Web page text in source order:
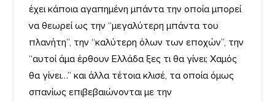
έχει κάποια αγαπημένη μπάντα την οποία μπορεί
να θεωρεί ως την “μεγαλύτερη μπάντα του
πλανήτη”, την “καλύτερη όλων των εποχών”, την
“αυτοί άμα έρθουν Ελλάδα ξες τι θα γίνει; Χαμός
θα γίνει…” και άλλα τέτοια κλισέ, τα οποία όμως
σπανίως επιβεβαιώνονται με την